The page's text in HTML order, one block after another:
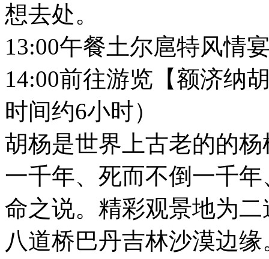
想去处。
13:00午餐土尔扈特风情
14:00前往游览【额济纳
时间约6小时）
胡杨是世界上古老的的
一千年、死而不倒一千
命之说。精彩观景地为
八道桥巴丹吉林沙漠边缘